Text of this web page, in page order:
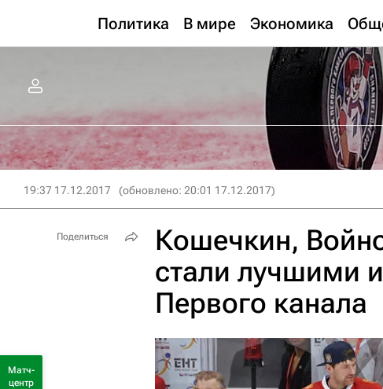
Политика В мире Экономика
19:37 17.12.2017 (обновлено: 20:01 17.12.2017)
Кошечкин,
стали лучшими
Первого канала
Поделиться
Матч-
центр